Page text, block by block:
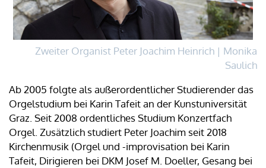
Zweiter Organist Peter Joachim Heinrich | Monika
Saulich
Ab 2005 folgte als außerordentlicher Studierender das
Orgelstudium bei Karin Tafeit an der Kunstuniversität
Graz. Seit 2008 ordentliches Studium Konzertfach
Orgel. Zusätzlich studiert Peter Joachim seit 2018
Kirchenmusik (Orgel und -improvisation bei Karin
Tafeit, Dirigieren bei DKM Josef M. Doeller, Gesang bei